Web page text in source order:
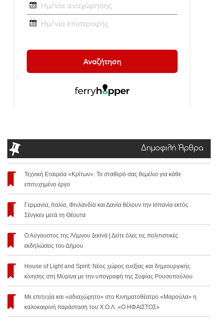
Δημοφιλή Άρθρα
Τεχνική Εταιρεία «Κρίτων»: Το σταθερό σας θεμέλιο για κάθε
επιτυχημένο έργο
Γερμανία, Ιταλία, Φινλανδία και Δανία θέλουν την Ισπανία εκτός
Σένγκεν μετά τη Θέουτα
Ο Αύγουστος της Λήμνου ξεκινά | Δείτε όλες τις πολιτιστικές
εκδηλώσεις του Δήμου
House of Light and Spirit: Νέος χώρος ευεξίας και δημιουργικής
κίνησης στη Μύρινα με την υπογραφή της Σοφίας Ρουσοπούλου
Με επιτυχία και «αδιαχώρητο» στο Κινηματοθέατρο «Μαρούλα» η
καλοκαιρινή παράσταση του Χ.Ο.Λ. «Ο ΗΦΑΙΣΤΟΣ»